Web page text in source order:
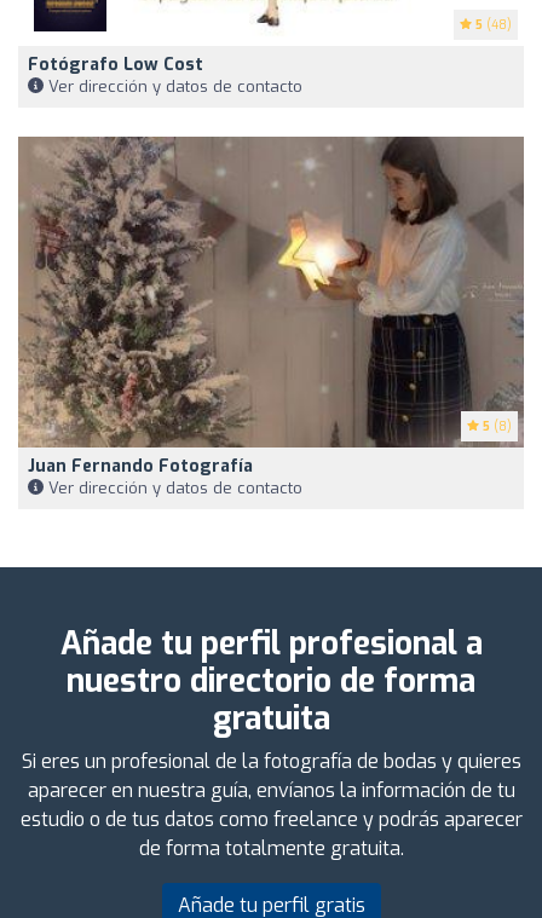
5 (48)
Fotógrafo Low Cost
Ver dirección y datos de contacto
5 (8)
Juan Fernando Fotografía
Ver dirección y datos de contacto
Añade tu perfil profesional a
nuestro directorio de forma
gratuita
Si eres un profesional de la fotografía de bodas y quieres
aparecer en nuestra guía, envíanos la información de tu
estudio o de tus datos como freelance y podrás aparecer
de forma totalmente gratuita.
Añade tu perfil gratis